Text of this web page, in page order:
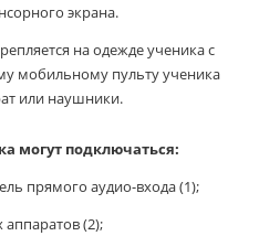
экрана.
на одежде ученика с
мобильному пульту ученика
или наушники.
могут подключаться:
прямого аудио-входа (1);
(2);